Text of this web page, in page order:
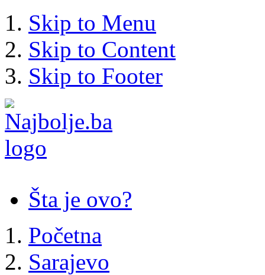
Skip to Menu
Skip to Content
Skip to Footer
Šta je ovo?
Početna
Sarajevo